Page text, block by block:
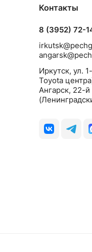
Контакты
8 (3952) 72-
Иркутск, ул.
Toyota
Ангарск, 22-